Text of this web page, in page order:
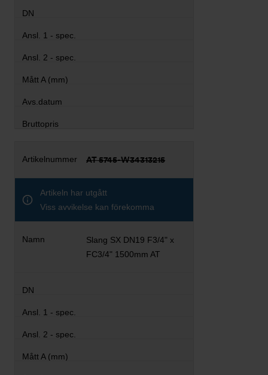
AT 5745-W34313215
Artikeln har utgått
Viss avvikelse kan förekomma
Slang SX DN19 F3/4" x
FC3/4" 1500mm AT